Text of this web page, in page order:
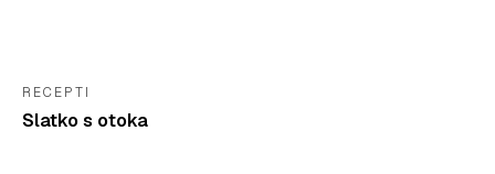
RECEPTI
Slatko s otoka